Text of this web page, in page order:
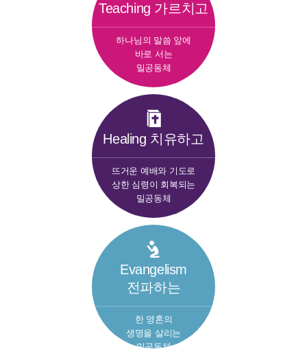
Teaching 가르치고
하나님의 말씀 앞에
바로 서는
밀공동체
Healing 치유하고
뜨거운 예배와 기도로
상한 심령이 회복되는
밀공동체
Evangelism
전파하는
한 영혼의
생명을 살리는
밀공동체